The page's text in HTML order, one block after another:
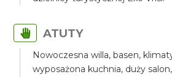
ATUTY
Nowoczesna willa, basen,
wyposażona kuchnia, duży